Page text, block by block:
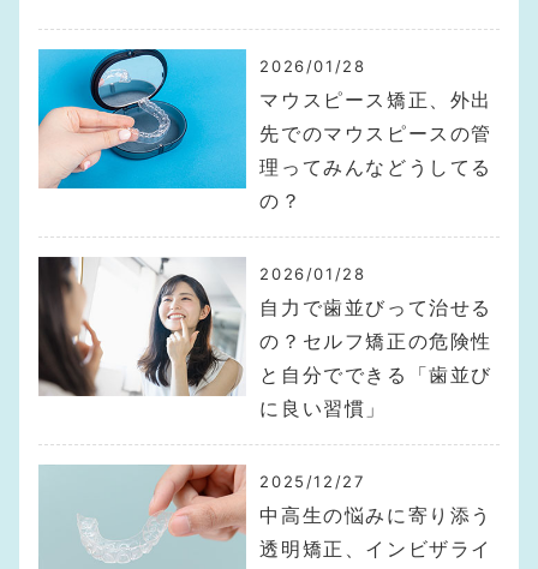
2026/01/28
マウスピース矯正、外出
先でのマウスピースの管
理ってみんなどうしてる
の？
2026/01/28
自力で歯並びって治せる
の？セルフ矯正の危険性
と自分でできる「歯並び
に良い習慣」
2025/12/27
中高生の悩みに寄り添う
透明矯正、インビザライ